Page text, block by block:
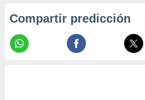
Compartir predicción